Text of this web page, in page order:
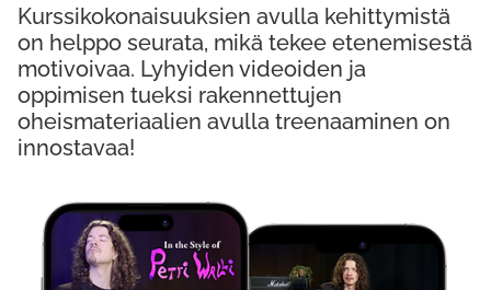
Kurssikokonaisuuksien avulla kehittymistä
on helppo seurata, mikä tekee etenemisestä
motivoivaa. Lyhyiden videoiden ja
oppimisen tueksi rakennettujen
oheismateriaalien avulla treenaaminen on
innostavaa!